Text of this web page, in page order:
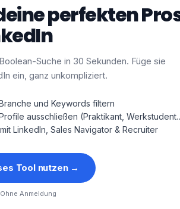
perfekten
Suche in 30 Sekunden. Füge sie
ein, ganz unkompliziert.
und Keywords filtern
ausschließen (Praktikant,
LinkedIn, Sales Navigator & Recruiter
Tool nutzen→
Anmeldung